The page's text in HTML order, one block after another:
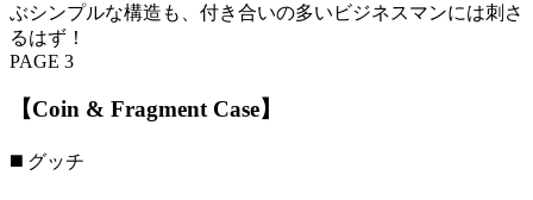
ぶシンプルな構造も、付き合いの多いビジネスマンには刺さ
るはず！
PAGE 3
【Coin & Fragment Case】
◼️ グッチ